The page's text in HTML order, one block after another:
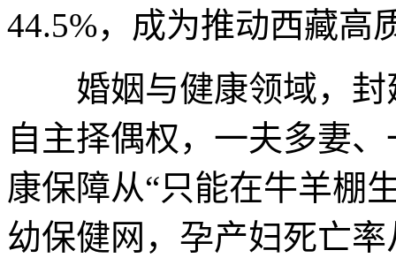
44.5%，成为推动西藏高
婚姻与健康领域，封
自主择偶权，一夫多妻
康保障从“只能在牛羊棚
幼保健网，孕产妇死亡